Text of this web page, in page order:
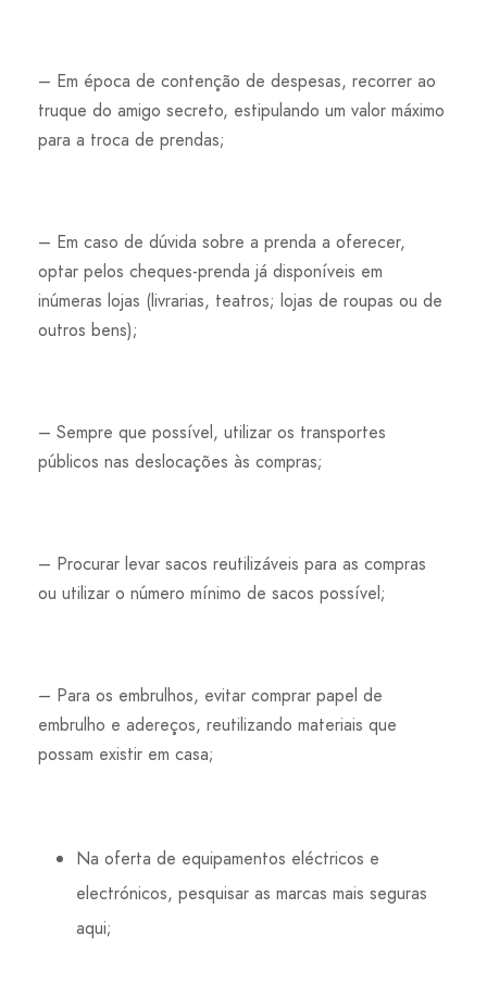
– Em época de contenção de despesas, recorrer ao
truque do amigo secreto, estipulando um valor máximo
para a troca de prendas;
– Em caso de dúvida sobre a prenda a oferecer,
optar pelos cheques-prenda já disponíveis em
inúmeras lojas (livrarias, teatros; lojas de roupas ou de
outros bens);
– Sempre que possível, utilizar os transportes
públicos nas deslocações às compras;
– Procurar levar sacos reutilizáveis para as compras
ou utilizar o número mínimo de sacos possível;
– Para os embrulhos, evitar comprar papel de
embrulho e adereços, reutilizando materiais que
possam existir em casa;
Na oferta de equipamentos eléctricos e
electrónicos, pesquisar as marcas mais seguras
aqui;